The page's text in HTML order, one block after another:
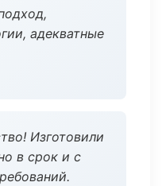
адекватные
Изготовили
в срок и с